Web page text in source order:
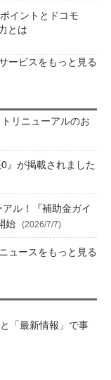
イントとドコモ
とは
ービスをもっと見る
リニューアルのお
』が掲載されました
ル！『補助金ガイ
始
(2026/7/7)
ュースをもっと見る
「最新情報」で事